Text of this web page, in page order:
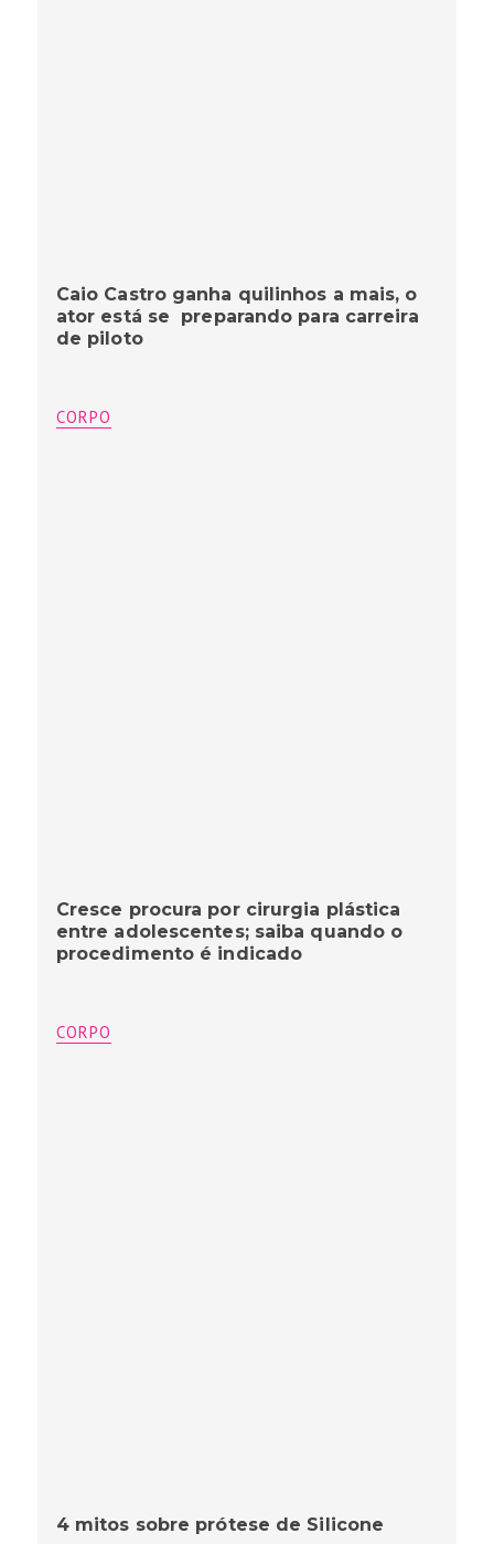
Caio Castro ganha quilinhos a mais, o
ator está se preparando para carreira
de piloto
CORPO
Cresce procura por cirurgia plástica
entre adolescentes; saiba quando o
procedimento é indicado
CORPO
4 mitos sobre prótese de Silicone